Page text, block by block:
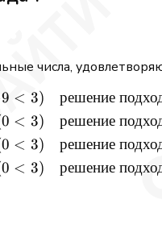
числа,
x &= -
9 < 3)
0 < 3)
0 < 3)
0 < 3)
решение
решение
решение
решение